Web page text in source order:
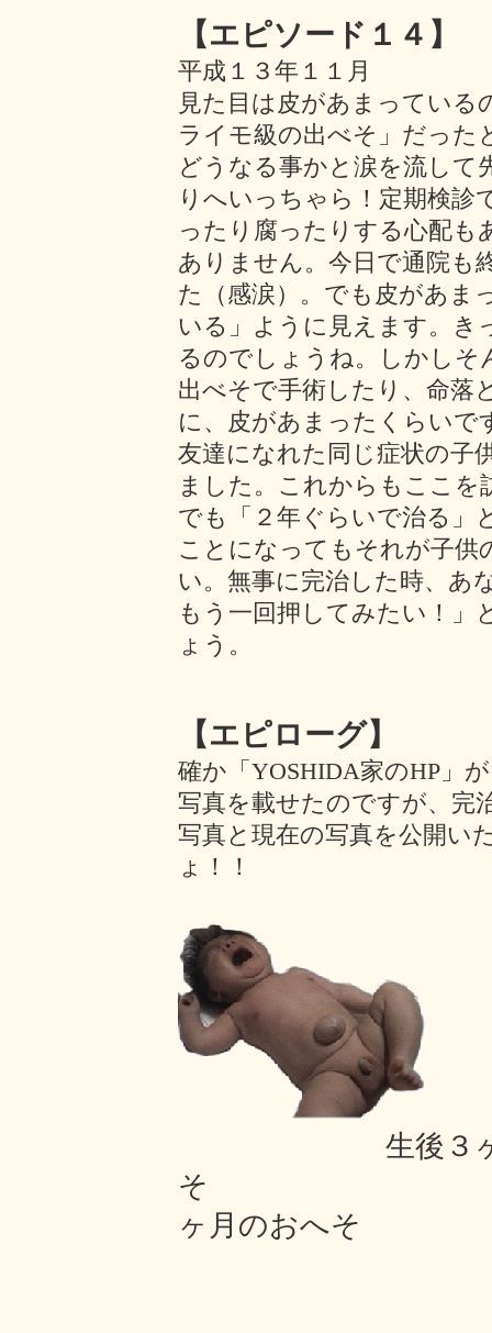
【エピソード１４】
平成１３年１１月
見た目は皮があまっている
ライモ級の出べそ」だった
どうなる事かと涙を流して
りへいっちゃら！定期検診
ったり腐ったりする心配も
ありません。今日で通院も
た（感涙）。でも皮があま
いる」ように見えます。き
るのでしょうね。しかしそ
出べそで手術したり、命落
に、皮があまったくらいで
友達になれた同じ症状の子
ました。これからもここを
でも「２年ぐらいで治る」
ことになってもそれが子供
い。無事に完治した時、あ
もう一回押してみたい！」
ょう。
【エピローグ】
確か「YOSHIDA家のHP」
写真を載せたのですが、完
写真と現在の写真を公開い
ょ！！
生後３ヶ月
そ
ヶ月のおへそ